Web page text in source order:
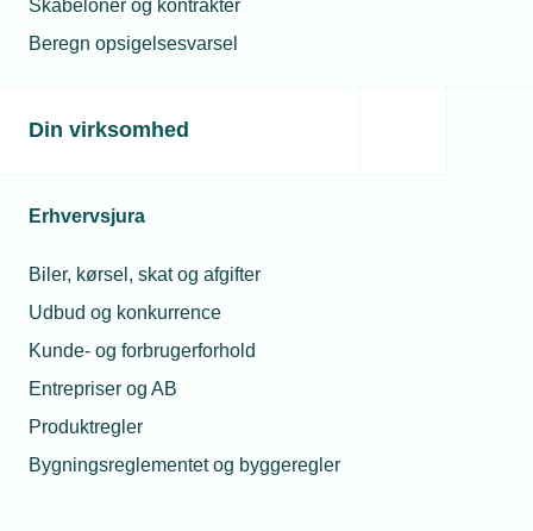
Skabeloner og kontrakter
Beregn opsigelsesvarsel
Din virksomhed
Erhvervsjura
Biler, kørsel, skat og afgifter
Udbud og konkurrence
Kunde- og forbrugerforhold
Entrepriser og AB
Produktregler
Bygningsreglementet og byggeregler
Byggeri: Derfor skal du tænke bæredygtigt nu
forretningen, lyder det fra brancheekspert. Også selvom
ordrebogen.